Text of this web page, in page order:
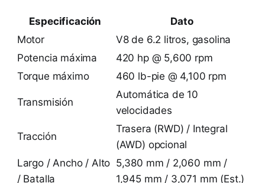
Especificación
Dato
Motor
V8 de 6.2 litros, gasolina
Potencia máxima
420 hp @ 5,600 rpm
Torque máximo
460 lb-pie @ 4,100 rpm
Transmisión
Automática de 10
velocidades
Tracción
Trasera (RWD) / Integral
(AWD) opcional
Largo / Ancho / Alto
/ Batalla
5,380 mm / 2,060 mm /
1,945 mm / 3,071 mm (Est.)